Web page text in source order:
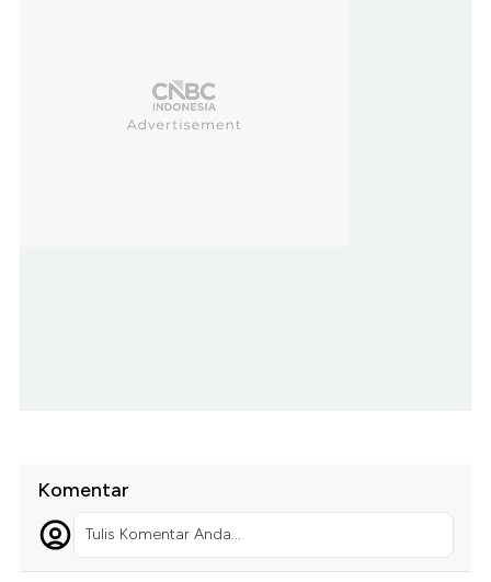
Komentar
Tulis Komentar Anda...